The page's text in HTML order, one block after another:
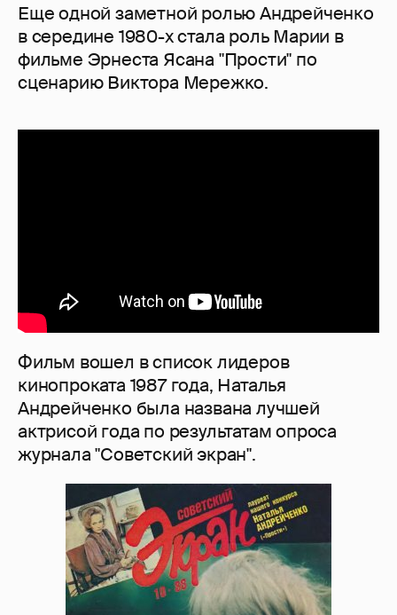
Еще одной заметной ролью Андрейченко
в середине 1980-х стала роль Марии в
фильме Эрнеста Ясана "Прости" по
сценарию Виктора Мережко.
Фильм вошел в список лидеров
кинопроката 1987 года, Наталья
Андрейченко была названа лучшей
актрисой года по результатам опроса
журнала "Советский экран".